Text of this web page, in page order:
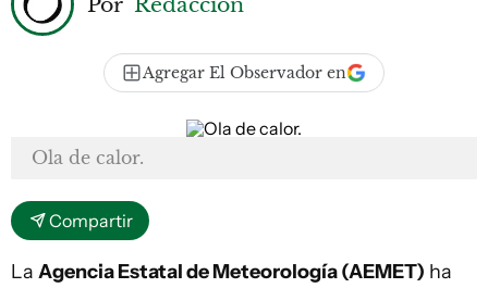
Agregar El Observador en
Ola de calor.
Compartir
La Agencia Estatal de Meteorología (AEMET) ha